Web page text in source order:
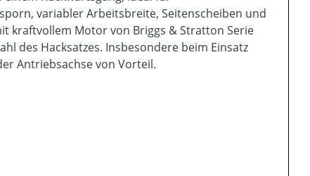
variabler Arbeitsbreite, Seitenscheiben und
kraftvollem Motor von Briggs & Stratton Serie
des Hacksatzes. Insbesondere beim Einsatz
Antriebsachse von Vorteil.